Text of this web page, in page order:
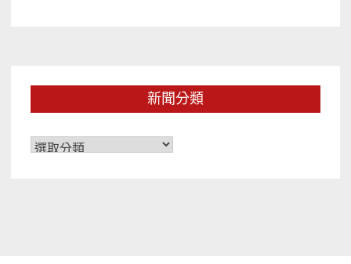
新聞分類
新